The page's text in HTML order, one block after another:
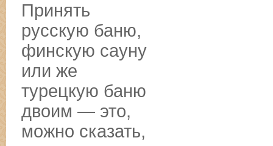
Принять
русскую баню,
финскую сауну
или же
турецкую баню
двоим — это,
можно сказать,